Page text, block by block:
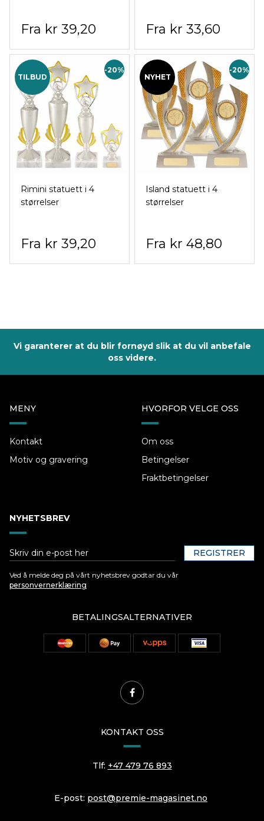
kr 39,20 kr 33,60
TILBUD
Rimini statuett i 4
størrelser
-20%
kr 39,20
NYHET
Island statuett i 4
størrelser
-20%
kr 48,80
Vi garanterer at du blir fornøyd slik at du vil anbefale
oss videre.
MENY
Kontakt
Motiv og gravering
HVORFOR VELGE OSS
Om oss
Betingelser
Fraktbetingelser
NYHETSBREV
REGISTRER
Ved å melde deg på vårt nyhetsbrev godtar du vår
personvernerklæring
BETALINGSALTERNATIVER
KONTAKT OSS
Tlf: +47 479 76 893
E-post: post@premie-magasinet.no